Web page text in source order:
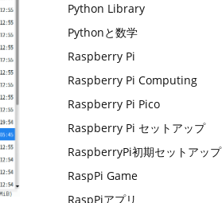
Python Library
Pythonと数学
Raspberry Pi
Raspberry Pi Computing
Raspberry Pi Pico
Raspberry Pi セットアップ
RaspberryPi初期セットアップ
RaspPi Game
RaspPiアプリ